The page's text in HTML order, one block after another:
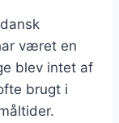
været en
blev intet af
brugt i